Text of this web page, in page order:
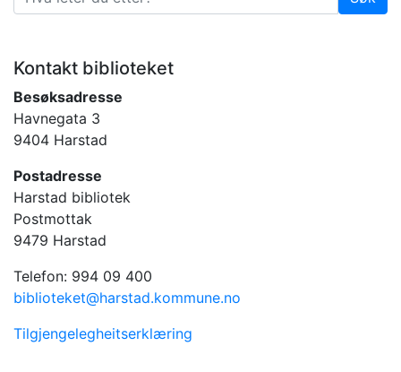
Søk
Kontakt biblioteket
Besøksadresse
Havnegata 3
9404 Harstad
Postadresse
Harstad bibliotek
Postmottak
9479 Harstad
Telefon: 994 09 400
biblioteket@harstad.kommune.no
Tilgjengelegheitserklæring